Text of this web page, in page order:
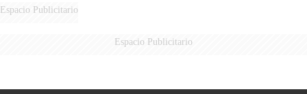
Espacio Publicitario
Espacio Publicitario